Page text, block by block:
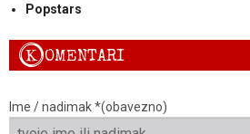
Popstars
KOMENTARI
Ime / nadimak *(obavezno)